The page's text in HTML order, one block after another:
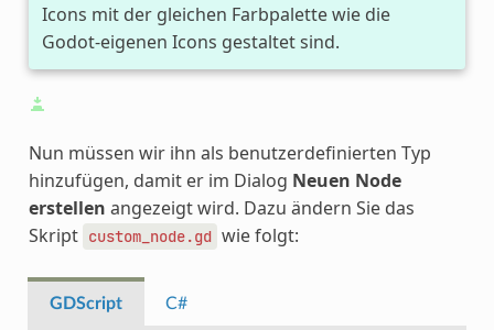
Icons mit der gleichen Farbpalette wie die
Godot-eigenen Icons gestaltet sind.
Nun müssen wir ihn als benutzerdefinierten Typ
hinzufügen, damit er im Dialog Neuen Node
erstellen angezeigt wird. Dazu ändern Sie das
Skript custom_node.gd wie folgt:
GDScript C#